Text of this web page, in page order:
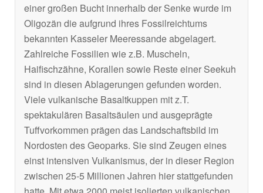
einer großen Bucht innerhalb der Senke wurde im
Oligozän die aufgrund ihres Fossilreichtums
bekannten Kasseler Meeressande abgelagert.
Zahlreiche Fossilien wie z.B. Muscheln,
Haifischzähne, Korallen sowie Reste einer Seekuh
sind in diesen Ablagerungen gefunden worden.
Viele vulkanische Basaltkuppen mit z.T.
spektakulären Basaltsäulen und ausgeprägte
Tuffvorkommen prägen das Landschaftsbild im
Nordosten des Geoparks. Sie sind Zeugen eines
einst intensiven Vulkanismus, der in dieser Region
zwischen 25-5 Millionen Jahren hier stattgefunden